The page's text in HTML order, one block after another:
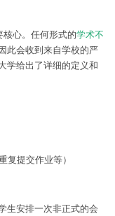
心。任何形式的学术不
此会收到来自学校的严
学给出了详细的定义和
复提交作业等）
生安排一次非正式的会